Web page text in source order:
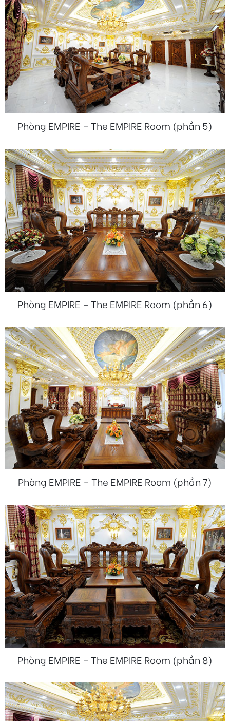
Phòng EMPIRE – The EMPIRE Room (phần 5)
Phòng EMPIRE – The EMPIRE Room (phần 6)
Phòng EMPIRE – The EMPIRE Room (phần 7)
Phòng EMPIRE – The EMPIRE Room (phần 8)